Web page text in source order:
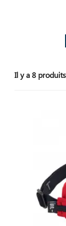
Il y a 8